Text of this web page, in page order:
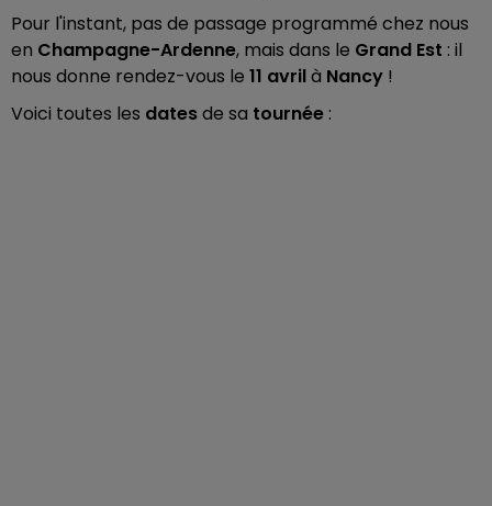
Pour l'instant, pas de passage programmé chez nous
en Champagne-Ardenne, mais dans le Grand Est : il
nous donne rendez-vous le 11 avrilà Nancy !
Voici toutes les datesde sa tournée :